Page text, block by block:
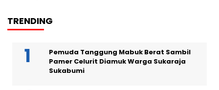
TRENDING
Pemuda Tanggung Mabuk Berat Sambil
Pamer Celurit Diamuk Warga Sukaraja
Sukabumi